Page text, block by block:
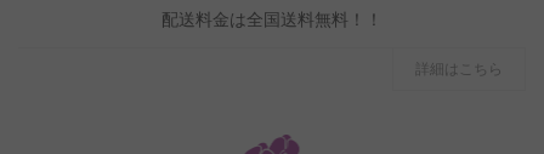
配送料金は全国送料無料！！
詳細はこちら